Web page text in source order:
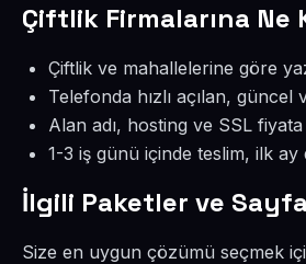
Çiftlik Firmalarına Ne
Çiftlik ve mahallelerine göre
Telefonda hızlı açılan, güncel
Alan adı, hosting ve SSL
1-3 iş günü içinde teslim, ilk ay
İlgili Paketler ve
Size en uygun çözümü seçmek